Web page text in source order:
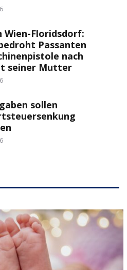
Wien-Floridsdorf:
Passanten
nach
seiner Mutter
sollen